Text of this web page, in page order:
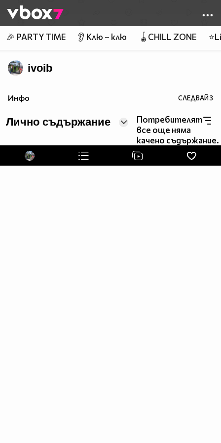
👾
🎉 PARTY TIME 👂 Клю – клю 🪀CHILL ZONE
ivoib
Инфо СЛЕДВАЙ3
Лично съдържание
Потребителят
все още няма
качено съдържание.